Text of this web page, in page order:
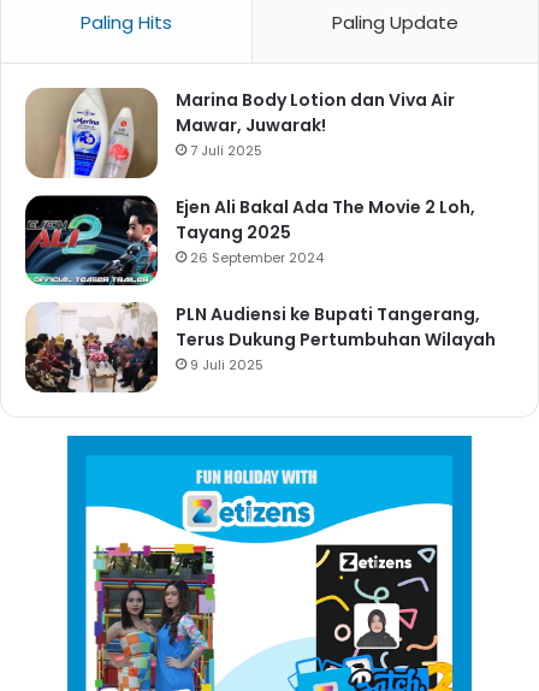
Paling Hits Paling Update
Marina Body Lotion dan Viva Air
Mawar, Juwarak!
7 Juli 2025
Ejen Ali Bakal Ada The Movie 2 Loh,
Tayang 2025
26 September 2024
PLN Audiensi ke Bupati Tangerang,
Terus Dukung Pertumbuhan Wilayah
9 Juli 2025